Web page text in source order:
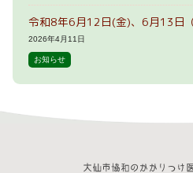
令和8年6月12日(金)、6月13日
2026年4月11日
お知らせ